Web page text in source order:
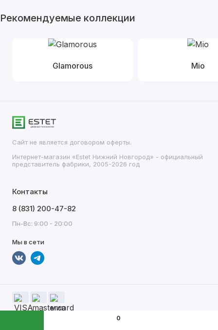
0
Рекомендуемые коллекции
Glamorous Mio
Сайт не является договором оферты.
Интернет-магазин «Estet Нижний Новгород» - официальный
представитель фабрики, 2005-2026 год
Контакты
8 (831) 200-47-82
Пн-Вс: 9:00 - 20:00
Мы в сети